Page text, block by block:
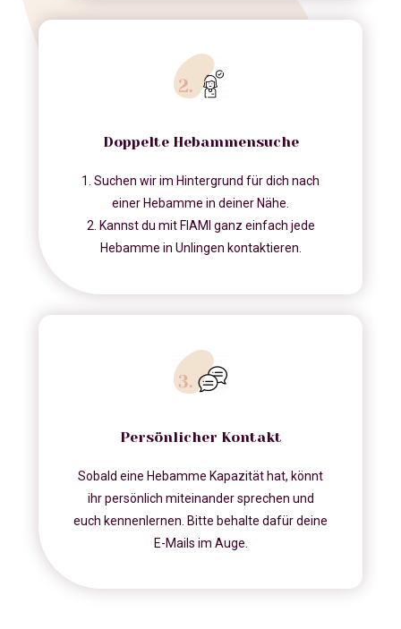
Doppelte Hebammensuche
1. Suchen wir im Hintergrund für dich nach
einer Hebamme in deiner Nähe.
2. Kannst du mit FIAMI ganz einfach jede
Hebamme in Unlingen kontaktieren.
Persönlicher Kontakt
Sobald eine Hebamme Kapazität hat, könnt
ihr persönlich miteinander sprechen und
euch kennenlernen. Bitte behalte dafür deine
E-Mails im Auge.